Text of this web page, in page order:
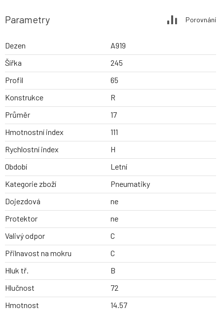
Parametry Porovnání
Dezen
A919
Šířka
245
Profil
65
Konstrukce
R
Průměr
17
Hmotnostní index
111
Rychlostní index
H
Období
Letní
Kategorie zboží
Pneumatiky
Dojezdová
ne
Protektor
ne
Valivý odpor
C
Přilnavost na mokru
C
Hluk tř.
B
Hlučnost
72
Hmotnost
14.57